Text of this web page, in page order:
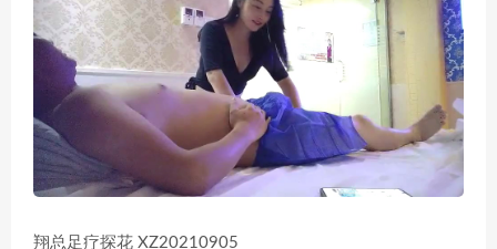
翔总足疗探花 XZ20210905